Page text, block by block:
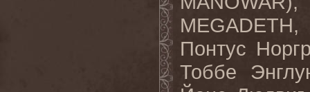
Понтус
Тоббе